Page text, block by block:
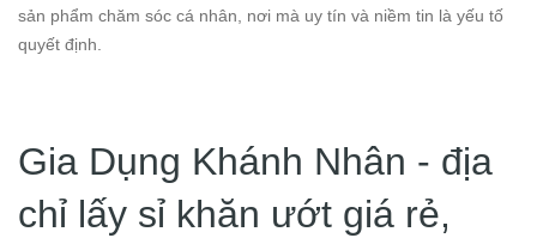
sản phẩm chăm sóc cá nhân, nơi mà uy tín và niềm tin là yếu tố
quyết định.
Gia Dụng Khánh Nhân - địa
chỉ lấy sỉ khăn ướt giá rẻ,